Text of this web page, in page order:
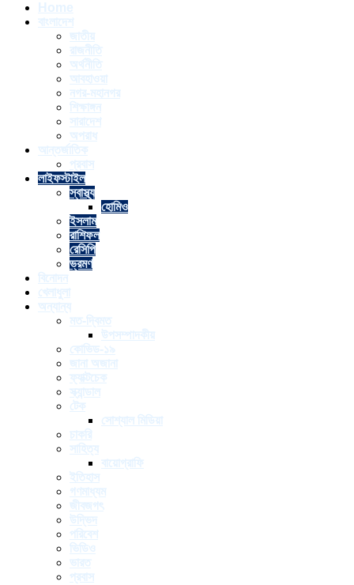
Home
বাংলাদেশ
জাতীয়
রাজনীতি
অর্থনীতি
আবহাওয়া
নগর-মহানগর
শিক্ষাঙ্গন
সারাদেশ
অপরাধ
আন্তর্জাতিক
প্রবাস
লাইফস্টাইল
স্বাস্থ্য
হোমিও
ইসলাম
রাশিফল
রেসিপি
ভ্রমণ
বিনোদন
খেলাধুলা
অন্যান্য
মত-দ্বিমত
উপসম্পাদকীয়
কোভিড-১৯
জানা অজানা
ফ্যাক্টচেক
স্ক্যান্ডাল
টেক
সোশ্যাল মিডিয়া
চাকরি
সাহিত্য
বায়োগ্রাফি
ইতিহাস
গণমাধ্যম
জীবজগৎ
উদ্ভিদ
পরিবেশ
ভিডিও
ভারত
প্রবাস